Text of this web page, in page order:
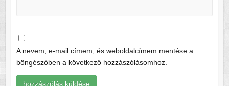
A nevem, e-mail címem, és weboldalcímem mentése a
böngészőben a következő hozzászólásomhoz.